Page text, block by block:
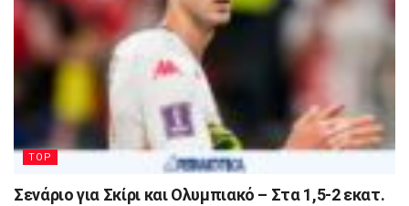
TOP
Σενάριο για Σκίρι και Ολυμπιακό – Στα 1,5-2 εκατ.